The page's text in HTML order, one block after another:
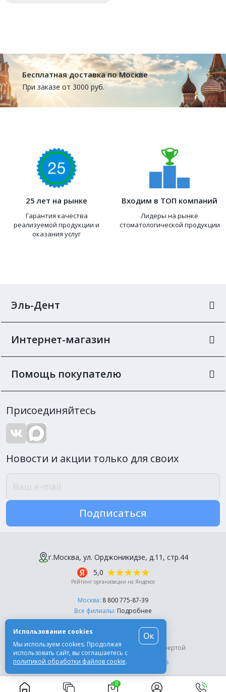
Бесплатная доставка по Москве
При заказе от 3000 руб.
25 лет на рынке
Гарантия качества
реализуемой продукции и
оказания услуг
Входим в ТОП компаний
Лидеры на рынке
стоматологической продукции
Эль-Дент
Интернет-магазин
Помощь покупателю
Присоединяйтесь
Новости и акции только для своих
Подписаться
© Компания «Эль-Дент», 2003-2026
Цены на сайте не являются публичной офертой
Разработка сайта -Moscow Dynamics
г.Москва, ул. Орджоникидзе, д.11, стр.44
5,0
Рейтинг организации на Яндексе
Москва: 8 800 775-87-39
Все филиалы: Подробнее
Пн-Пт, с 10:00 до 18:00
Использование cookies
Мы используем cookies. Продолжая
использовать сайт, вы соглашаетесь с
политикой обработки файлов cookie.
Ок
0